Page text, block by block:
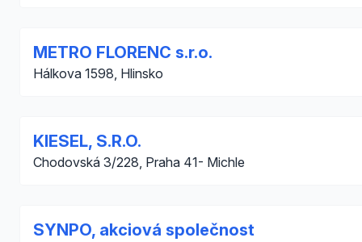
METRO FLORENC s.r.o.
Hálkova 1598, Hlinsko
KIESEL, S.R.O.
Chodovská 3/228, Praha 41- Michle
SYNPO, akciová společnost